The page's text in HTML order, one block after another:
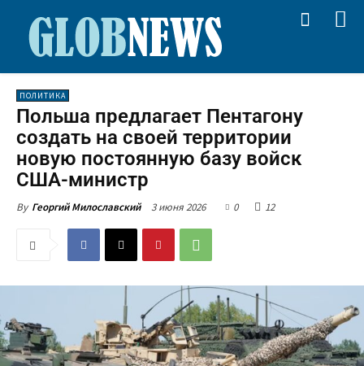
ПОЛИТИКА
Польша предлагает Пентагону
создать на своей территории
новую постоянную базу войск
США-министр
By Георгий Милославский 3 июня 2026 0 12